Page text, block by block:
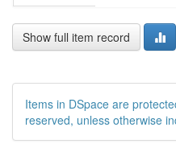
Show full item record
Items in DSpace are
reserved, unless otherwise